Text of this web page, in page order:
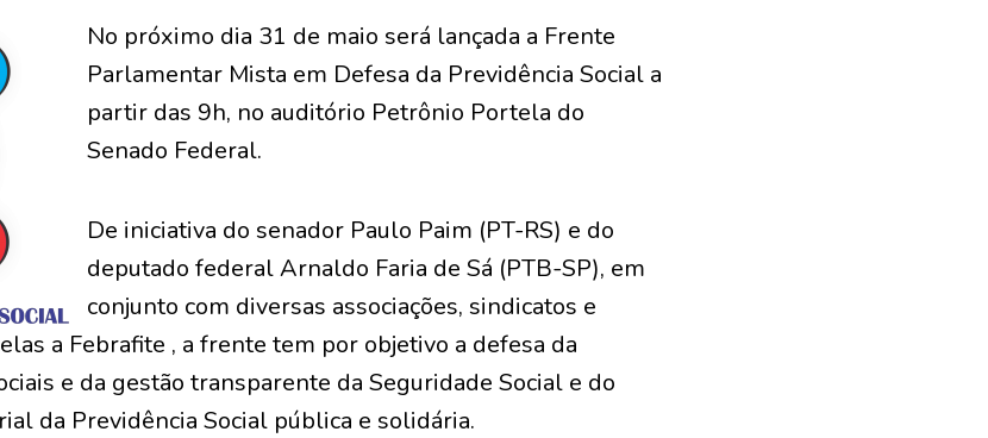
No próximo dia 31 de maio será lançada a Frente
Parlamentar Mista em Defesa da Previdência Social a
partir das 9h, no auditório Petrônio Portela do
Senado Federal.
De iniciativa do senador Paulo Paim (PT-RS) e do
deputado federal Arnaldo Faria de Sá (PTB-SP), em
conjunto com diversas associações, sindicatos e
a Febrafite , a frente tem por objetivo a defesa da
e da gestão transparente da Seguridade Social e do
da Previdência Social pública e solidária.